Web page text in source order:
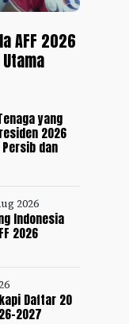
AFF 2026
yang
2026
dan
2026
Indonesia
2026
Daftar 20
2027